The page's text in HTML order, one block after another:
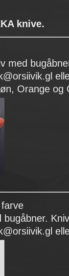
knive.
med
Orange og